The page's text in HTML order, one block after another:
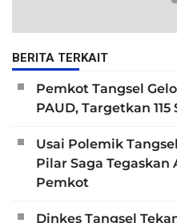
BERITA TERKAIT
Pemkot Tangsel
PAUD, Targetkan 115
Usai Polemik
Pilar Saga Tegaskan
Pemkot
Dinkes Tangsel